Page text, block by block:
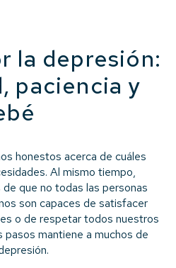
la depresión:
paciencia y
honestos acerca de cuáles
Al mismo tiempo,
que no todas las personas
son capaces de satisfacer
o de respetar todos nuestros
mantiene a muchos de